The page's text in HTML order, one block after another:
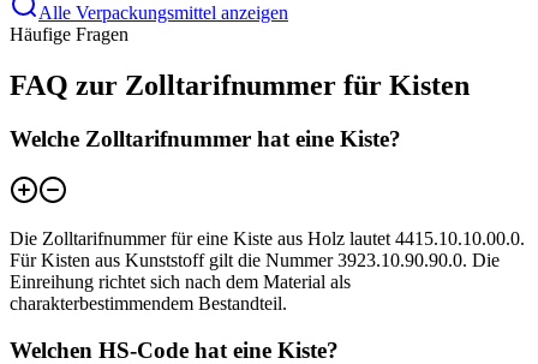
Alle Verpackungsmittel anzeigen
Häufige Fragen
FAQ zur Zolltarifnummer für Kisten
Welche Zolltarifnummer hat eine Kiste?
Die Zolltarifnummer für eine Kiste aus Holz lautet 4415.10.10.00.0.
Für Kisten aus Kunststoff gilt die Nummer 3923.10.90.90.0. Die
Einreihung richtet sich nach dem Material als
charakterbestimmendem Bestandteil.
Welchen HS-Code hat eine Kiste?